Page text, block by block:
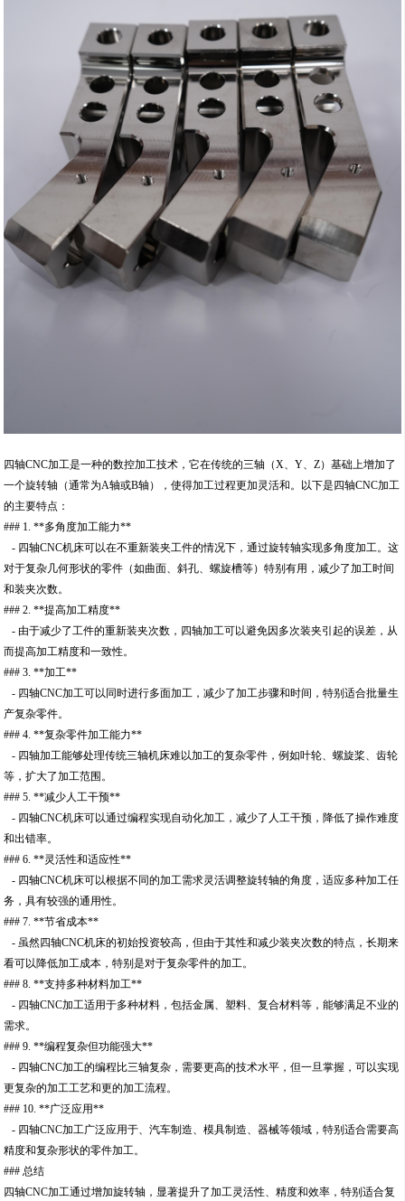
四轴CNC加工是一种的数控加工技术，它在传统的三轴（X、Y、Z）基础上增加了
一个旋转轴（通常为A轴或B轴），使得加工过程更加灵活和。以下是四轴CNC加工
的主要特点：
### 1. **多角度加工能力**
- 四轴CNC机床可以在不重新装夹工件的情况下，通过旋转轴实现多角度加工。这
对于复杂几何形状的零件（如曲面、斜孔、螺旋槽等）特别有用，减少了加工时间
和装夹次数。
### 2. **提高加工精度**
- 由于减少了工件的重新装夹次数，四轴加工可以避免因多次装夹引起的误差，从
而提高加工精度和一致性。
### 3. **加工**
- 四轴CNC加工可以同时进行多面加工，减少了加工步骤和时间，特别适合批量生
产复杂零件。
### 4. **复杂零件加工能力**
- 四轴加工能够处理传统三轴机床难以加工的复杂零件，例如叶轮、螺旋桨、齿轮
等，扩大了加工范围。
### 5. **减少人工干预**
- 四轴CNC机床可以通过编程实现自动化加工，减少了人工干预，降低了操作难度
和出错率。
### 6. **灵活性和适应性**
- 四轴CNC机床可以根据不同的加工需求灵活调整旋转轴的角度，适应多种加工任
务，具有较强的通用性。
### 7. **节省成本**
- 虽然四轴CNC机床的初始投资较高，但由于其性和减少装夹次数的特点，长期来
看可以降低加工成本，特别是对于复杂零件的加工。
### 8. **支持多种材料加工**
- 四轴CNC加工适用于多种材料，包括金属、塑料、复合材料等，能够满足不业的
需求。
### 9. **编程复杂但功能强大**
- 四轴CNC加工的编程比三轴复杂，需要更高的技术水平，但一旦掌握，可以实现
更复杂的加工工艺和更的加工流程。
### 10. **广泛应用**
- 四轴CNC加工广泛应用于、汽车制造、模具制造、器械等领域，特别适合需要高
精度和复杂形状的零件加工。
### 总结
四轴CNC加工通过增加旋转轴，显著提升了加工灵活性、精度和效率，特别适合复